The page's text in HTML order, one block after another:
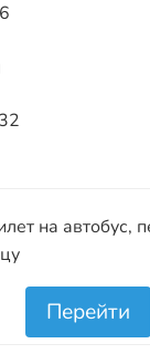
на автобус,
Перейти